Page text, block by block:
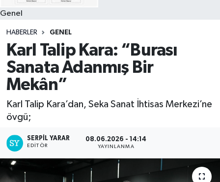
Genel
HABERLER GENEL
Karl Talip Kara: “Burası
Sanata Adanmış Bir
Mekân”
Karl Talip Kara’dan, Seka Sanat İhtisas Merkezi’ne
övgü;
SERPİL YARAR
EDITÖR
08.06.2026 - 14:14
YAYINLANMA